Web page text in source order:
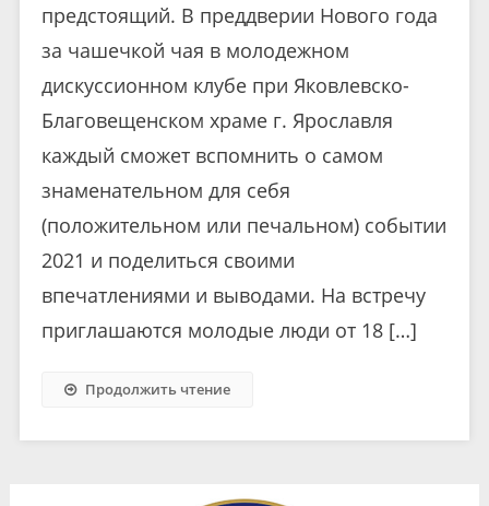
предстоящий. В преддверии Нового года
за чашечкой чая в молодежном
дискуссионном клубе при Яковлевско-
Благовещенском храме г. Ярославля
каждый сможет вспомнить о самом
знаменательном для себя
(положительном или печальном) событии
2021 и поделиться своими
впечатлениями и выводами. На встречу
приглашаются молодые люди от 18 […]
Продолжить чтение